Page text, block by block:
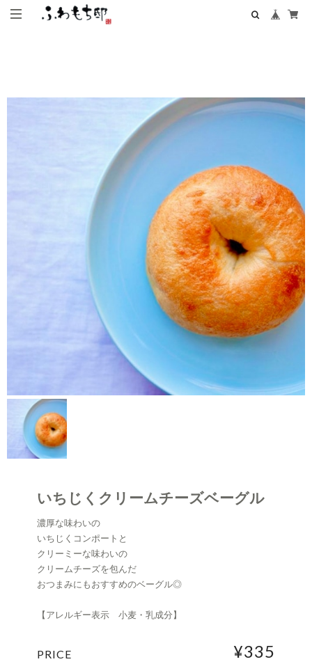
いちじくクリームチーズベーグル
濃厚な味わいの
いちじくコンポートと
クリーミーな味わいの
クリームチーズを包んだ
おつまみにもおすすめのベーグル◎
【アレルギー表示 小麦・乳成分】
PRICE ¥335